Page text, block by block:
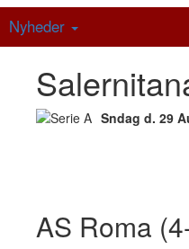
Nyheder
Sndag d. 29
AS Roma